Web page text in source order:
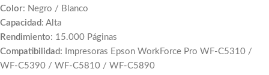
Color: Negro / Blanco
Capacidad : Alta
Rendimiento: 15.000 Páginas
Compatibilidad: Impresoras Epson WorkForce Pro WF-C5310 /
WF-C5390 / WF-C5810 / WF-C5890